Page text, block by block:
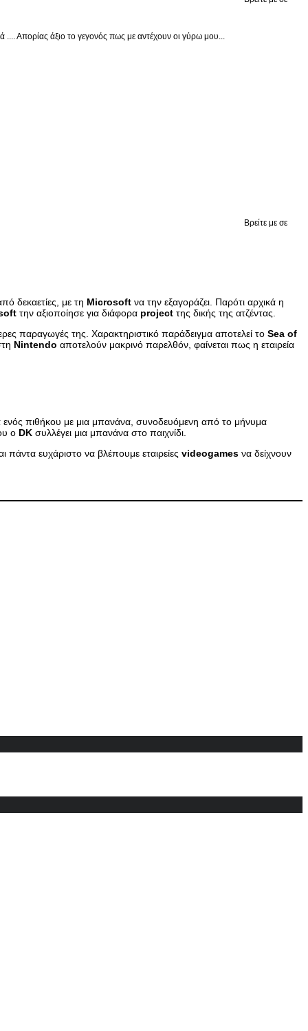
Απορίας άξιο το γεγονός πως με αντέχουν οι γύρω μου...
Βρείτε με σε
δεκαετίες, με τη Microsoft να την εξαγοράζει. Παρότι αρχικά η
την αξιοποίησε για διάφορα project της δικής της ατζέντας.
παραγωγές της. Χαρακτηριστικό παράδειγμα αποτελεί το Sea of
Nintendo αποτελούν μακρινό παρελθόν, φαίνεται πως η εταιρεία
ενός πιθήκου με μια μπανάνα, συνοδευόμενη από το μήνυμα
ο DK συλλέγει μια μπανάνα στο παιχνίδι.
πάντα ευχάριστο να βλέπουμε εταιρείες videogames να δείχνουν